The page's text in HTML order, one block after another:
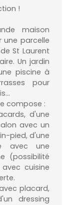
!
maison
une parcelle
St Laurent
Un jardin
piscine à
pour
compose :
d'une
avec un
pied, d'une
avec une
(possibilité
cuisine
placard,
dressing